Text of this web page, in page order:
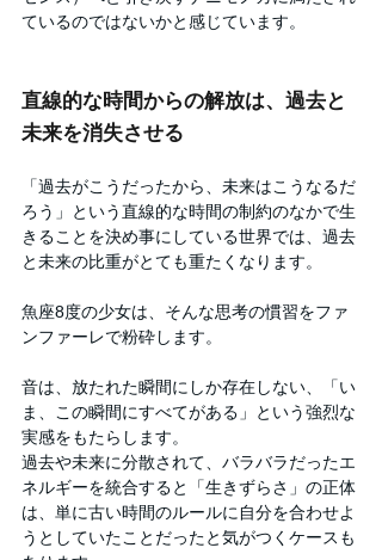
ているのではないかと感じています。
直線的な時間からの解放は、過去と
未来を消失させる
「過去がこうだったから、未来はこうなるだ
ろう」という直線的な時間の制約のなかで生
きることを決め事にしている世界では、過去
と未来の比重がとても重たくなります。
魚座8度の少女は、そんな思考の慣習をファ
ンファーレで粉砕します。
音は、放たれた瞬間にしか存在しない、「い
ま、この瞬間にすべてがある」という強烈な
実感をもたらします。
過去や未来に分散されて、バラバラだったエ
ネルギーを統合すると「生きずらさ」の正体
は、単に古い時間のルールに自分を合わせよ
うとしていたことだったと気がつくケースも